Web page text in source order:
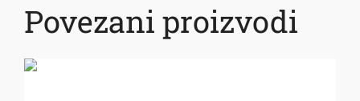
Povezani proizvodi